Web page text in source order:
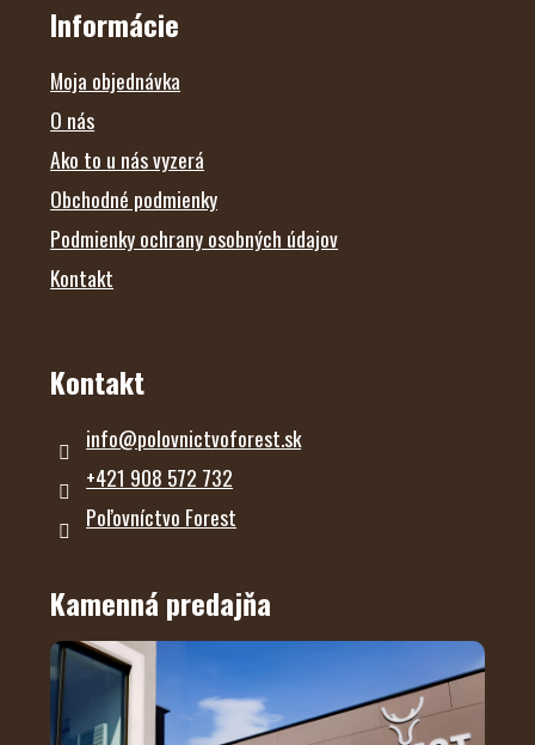
Informácie
Moja objednávka
O nás
Ako to u nás vyzerá
Obchodné podmienky
Podmienky ochrany osobných údajov
Kontakt
Kontakt
info@polovnictvoforest.sk
+421 908 572 732
Poľovníctvo Forest
Kamenná predajňa